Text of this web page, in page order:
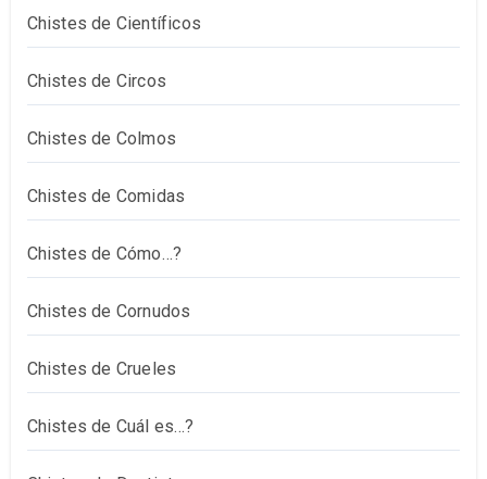
Chistes de Científicos
Chistes de Circos
Chistes de Colmos
Chistes de Comidas
Chistes de Cómo…?
Chistes de Cornudos
Chistes de Crueles
Chistes de Cuál es…?